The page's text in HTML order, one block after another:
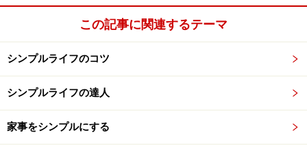
置いておくこと」です。「お母さん、これ、僕好きじゃ
ないのによく買ってくるよね」と子供が言うのは、パン
トリーのお片づけでのあるあるネタです。子供は成長し
ていますので、今好きかどうかを試す機会を頻繁に設け
ることをおススメします。
あくまでも我が家のケースですが、上記画像のとおり現
在の我が家は
この記事に関連するテーマ
シンプルライフのコツ
シンプルライフの達人
家事をシンプルにする